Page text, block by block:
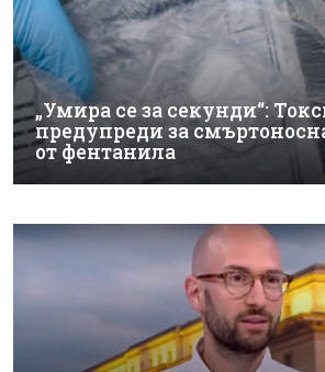
„Умира се за секунди“:
предупреди за
от фентанила